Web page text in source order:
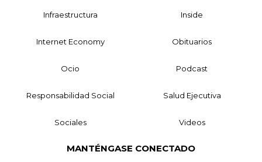
Infraestructura Inside
Internet Economy Obituarios
Ocio Podcast
Responsabilidad Social Salud Ejecutiva
Sociales Videos
MANTÉNGASE CONECTADO